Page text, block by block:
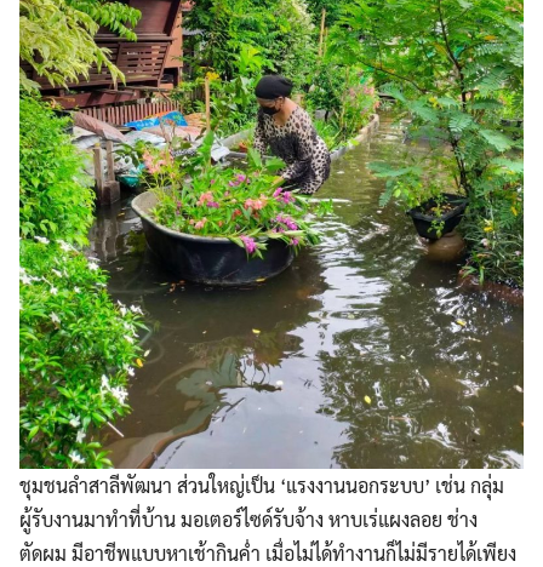
ชุมชนลำสาลีพัฒนา ส่วนใหญ่เป็น ‘แรงงานนอกระบบ’ เช่น กลุ่ม
ผู้รับงานมาทำที่บ้าน มอเตอร์ไซด์รับจ้าง หาบเร่แผงลอย ช่าง
ตัดผม มีอาชีพแบบหาเช้ากินค่ำ เมื่อไม่ได้ทำงานก็ไม่มีรายได้เพียง